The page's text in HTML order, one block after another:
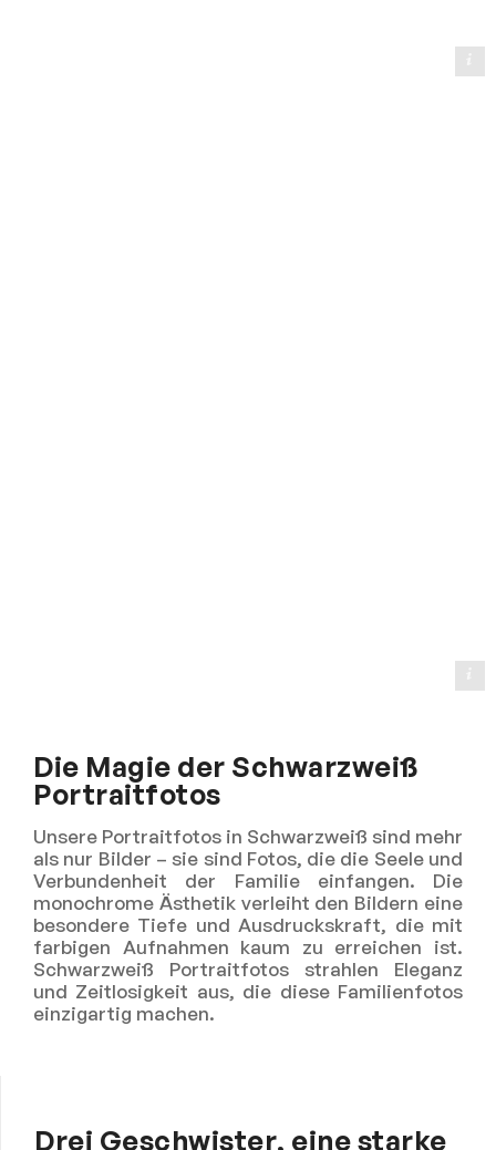
Die Magie der Schwarzweiß
Portraitfotos
Unsere Portraitfotos in Schwarzweiß sind mehr
als nur Bilder – sie sind Fotos, die die Seele und
Verbundenheit der Familie einfangen. Die
monochrome Ästhetik verleiht den Bildern eine
besondere Tiefe und Ausdruckskraft, die mit
farbigen Aufnahmen kaum zu erreichen ist.
Schwarzweiß Portraitfotos strahlen Eleganz
und Zeitlosigkeit aus, die diese Familienfotos
einzigartig machen.
Drei Geschwister, eine starke